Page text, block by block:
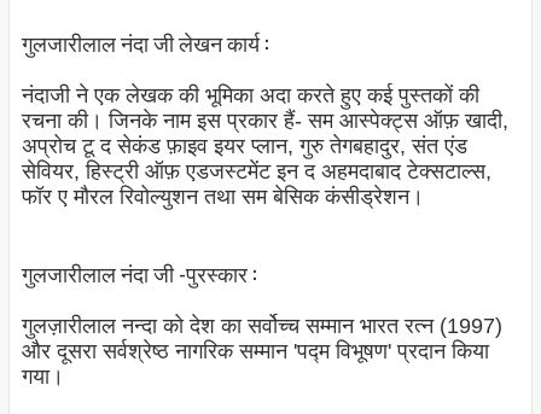
गुलजारीलाल नंदा जी लेखन कार्य :
नंदाजी ने एक लेखक की भूमिका अदा करते हुए कई पुस्तकों की
रचना की। जिनके नाम इस प्रकार हैं- सम आस्पेक्ट्स ऑफ़ खादी,
अप्रोच टू द सेकंड फ़ाइव इयर प्लान, गुरु तेगबहादुर, संत एंड
सेवियर, हिस्ट्री ऑफ़ एडजस्टमेंट इन द अहमदाबाद टेक्सटाल्स,
फॉर ए मौरल रिवोल्युशन तथा सम बेसिक कंसीड्रेशन।
गुलजारीलाल नंदा जी -पुरस्कार :
गुलज़ारीलाल नन्दा को देश का सर्वोच्च सम्मान भारत रत्न (1997)
और दूसरा सर्वश्रेष्ठ नागरिक सम्मान 'पद्म विभूषण' प्रदान किया
गया।